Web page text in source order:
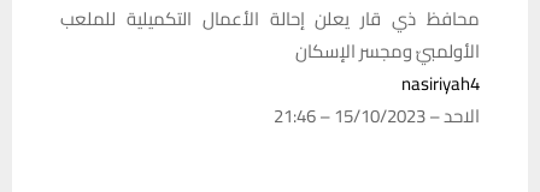
محافظ ذي قار يعلن إحالة الأعمال التكميلية للملعب
الأولمبيّ ومجسر الإسكان
nasiriyah4
الاحد – 15/10/2023 – 21:46